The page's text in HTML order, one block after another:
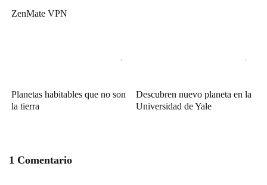
ZenMate VPN
Planetas habitables que no son
la tierra
Descubren nuevo planeta en la
Universidad de Yale
1 Comentario